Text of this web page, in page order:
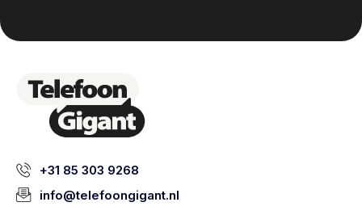
+31 85 303 9268
info@telefoongigant.nl